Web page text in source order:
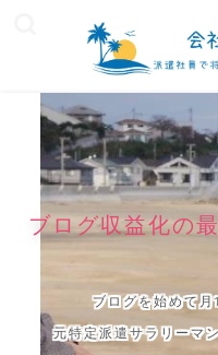
ブログ収益化の
ブログを始めて
元特定派遣サラリーマ